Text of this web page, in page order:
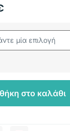
στο καλάθι